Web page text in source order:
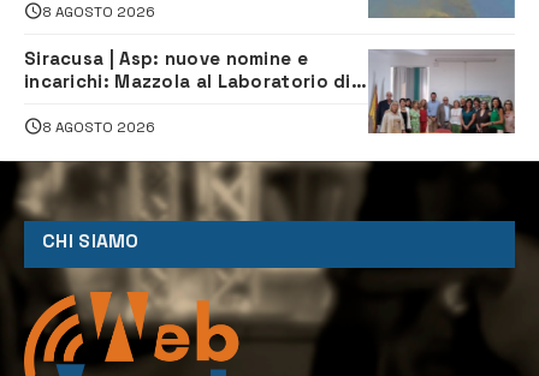
8 AGOSTO 2026
Siracusa | Asp: nuove nomine e
incarichi: Mazzola al Laboratorio di
Servizio Legale
8 AGOSTO 2026
CHI SIAMO